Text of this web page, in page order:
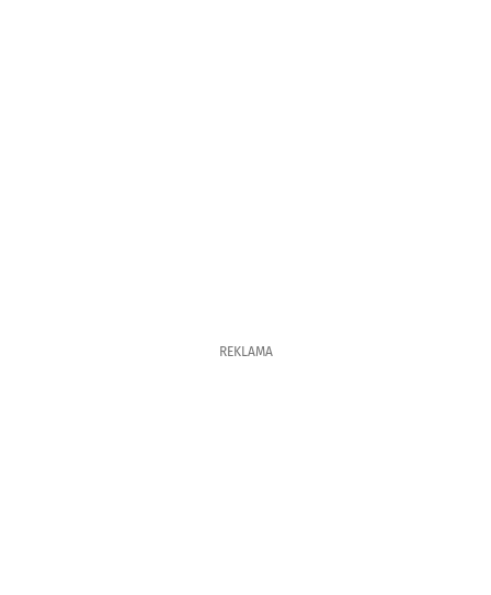
REKLAMA